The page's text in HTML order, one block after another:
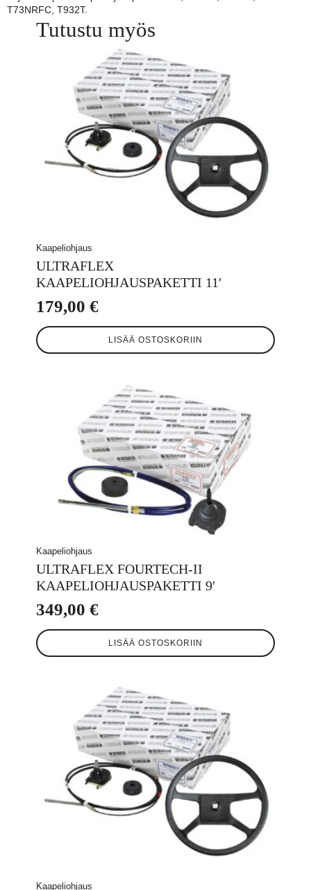
T73NRFC, T932T.
Tutustu myös
Kaapeliohjaus
ULTRAFLEX
KAAPELIOHJAUSPAKETTI 11′
179,00 €
LISÄÄ OSTOSKORIIN
Kaapeliohjaus
ULTRAFLEX FOURTECH-II
KAAPELIOHJAUSPAKETTI 9′
349,00 €
LISÄÄ OSTOSKORIIN
Kaapeliohjaus